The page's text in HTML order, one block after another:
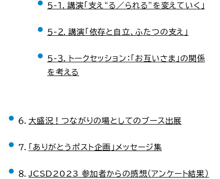
５-１．講演「支え“る／られる”を変えていく」
５-２．講演「依存と自立、ふたつの支え」
５-３．トークセッション：「お互いさま」の関係
を考える
６． 大盛況！つながりの場としてのブース出展
７． 「ありがとうポスト企画」メッセージ集
８． JCSD2023 参加者からの感想（アンケート結果）